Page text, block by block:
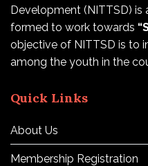
Development (NITTSD) is
formed to work towards
objective of NITTSD is to
among the youth in the
Quick Links
About Us
Membership Registration